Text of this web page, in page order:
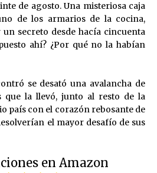
de agosto. Una misteriosa caja
de los armarios de la cocina,
secreto desde hacía cincuenta
ahí? ¿Por qué no la habían
se desató una avalancha de
que la llevó, junto al resto de la
país con el corazón rebosante de
el mayor desafío de sus
en Amazon